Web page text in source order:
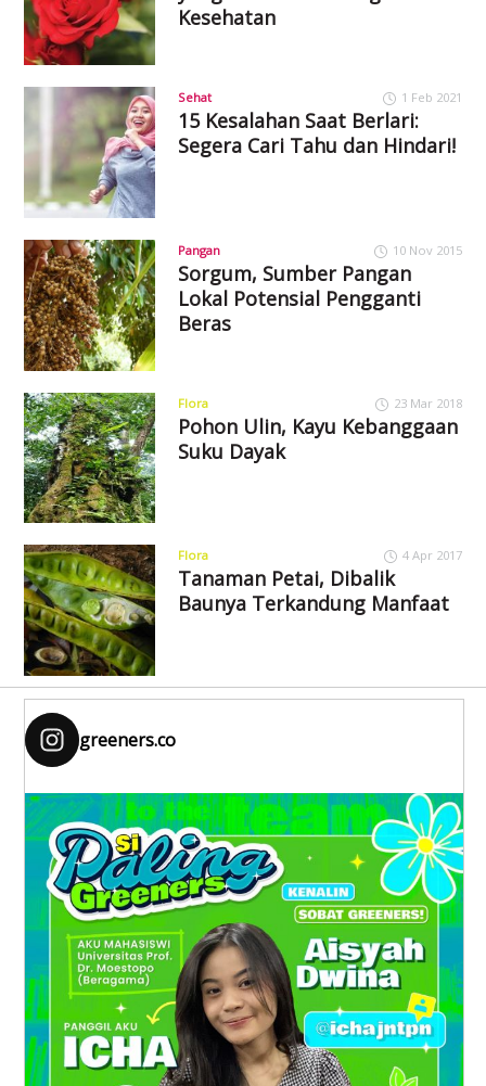
Kesehatan
Sehat 1 Feb 2021
15 Kesalahan Saat Berlari:
Segera Cari Tahu dan Hindari!
Pangan 10 Nov 2015
Sorgum, Sumber Pangan
Lokal Potensial Pengganti
Beras
Flora 23 Mar 2018
Pohon Ulin, Kayu Kebanggaan
Suku Dayak
Flora 4 Apr 2017
Tanaman Petai, Dibalik
Baunya Terkandung Manfaat
greeners.co